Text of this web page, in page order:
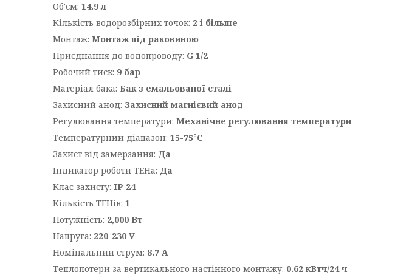
Об'єм: 14.9 л
Кількість водорозбірних точок: 2 і більше
Монтаж: Монтаж під раковиною
Приєднання до водопроводу: G 1/2
Робочий тиск: 9 бар
Матеріал бака: Бак з емальованої сталі
Захисний анод: Захисний магнієвий анод
Регулювання температури: Механічне регулювання температури
Температурний діапазон: 15-75°C
Захист від замерзання: Да
Індикатор роботи ТЕНа: Да
Клас захисту: IP 24
Кількість ТЕНів: 1
Потужність: 2,000 Вт
Напруга: 220-230 V
Номінальний струм: 8.7 А
Теплопотери за вертикального настінного монтажу: 0.62 кВтч/24 ч